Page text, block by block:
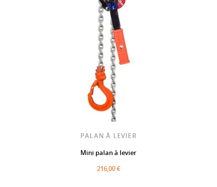
PALAN À LEVIER
Mini palan à levier
216,00 €